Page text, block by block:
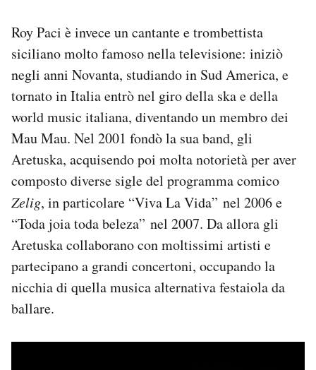
Roy Paci è invece un cantante e trombettista
siciliano molto famoso nella televisione: iniziò
negli anni Novanta, studiando in Sud America, e
tornato in Italia entrò nel giro della ska e della
world music italiana, diventando un membro dei
Mau Mau. Nel 2001 fondò la sua band, gli
Aretuska, acquisendo poi molta notorietà per aver
composto diverse sigle del programma comico
Zelig, in particolare “Viva La Vida” nel 2006 e
“Toda joia toda beleza” nel 2007. Da allora gli
Aretuska collaborano con moltissimi artisti e
partecipano a grandi concertoni, occupando la
nicchia di quella musica alternativa festaiola da
ballare.